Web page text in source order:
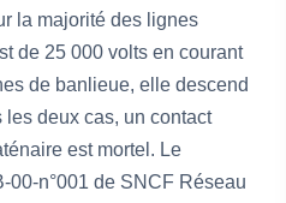
la majorité des lignes
de 25 000 volts en courant
de banlieue, elle descend
deux cas, un contact
est mortel. Le
00-n°001 de SNCF Réseau